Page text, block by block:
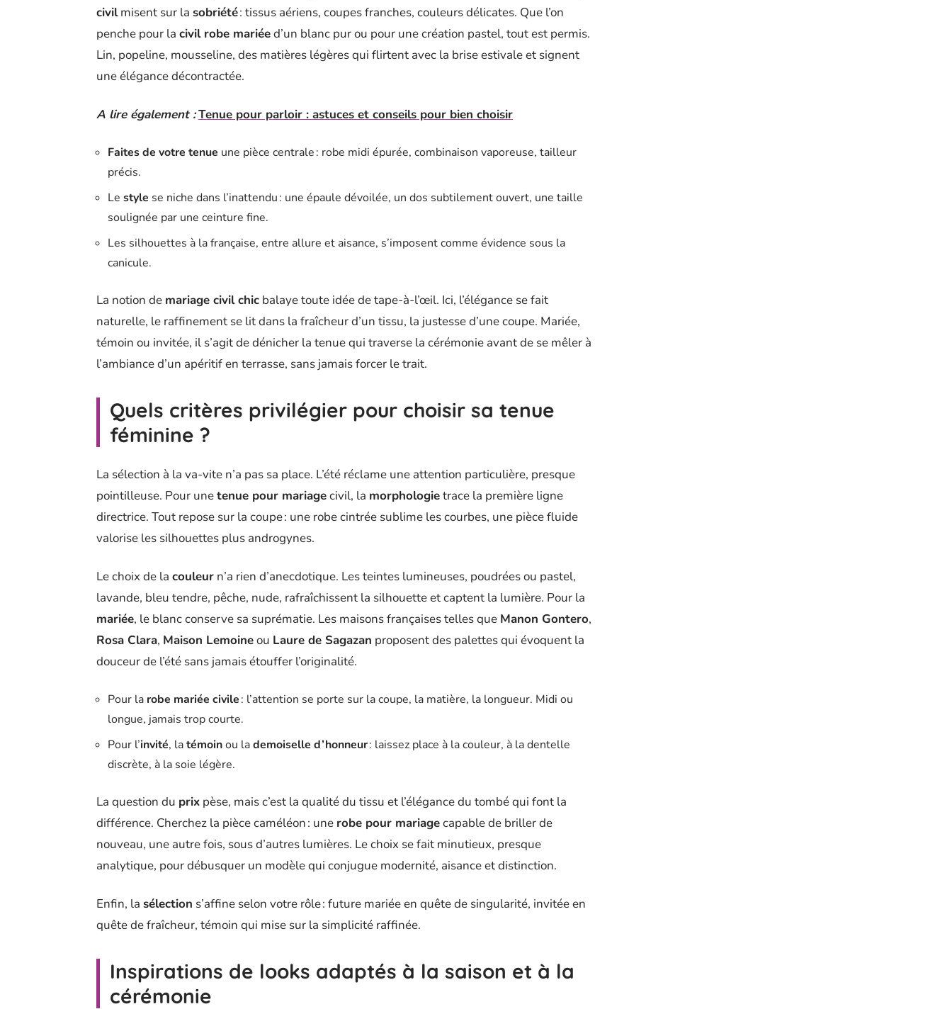
civilmisent sur la sobriété: tissus aériens, coupes franches, couleurs délicates. Que l’on
penche pour la civil robe mariéed’un blanc pur ou pour une création pastel, tout est permis.
Lin, popeline, mousseline, des matières légères qui flirtent avec la brise estivale et signent
une élégance décontractée.
A lire également :Tenue pour parloir : astuces et conseils pour bien choisir
Faites de votre tenue une pièce centrale : robe midi épurée, combinaison vaporeuse, tailleur
précis.
Le style se niche dans l’inattendu : une épaule dévoilée, un dos subtilement ouvert, une taille
soulignée par une ceinture fine.
Les silhouettes à la française, entre allure et aisance, s’imposent comme évidence sous la
canicule.
La notion de mariage civil chic balaye toute idée de tape-à-l’œil. Ici, l’élégance se fait
naturelle, le raffinement se lit dans la fraîcheur d’un tissu, la justesse d’une coupe. Mariée,
témoin ou invitée, il s’agit de dénicher la tenue qui traverse la cérémonie avant de se mêler à
l’ambiance d’un apéritif en terrasse, sans jamais forcer le trait.
Quels critères privilégier pour choisir sa tenue
féminine ?
La sélection à la va-vite n’a pas sa place. L’été réclame une attention particulière, presque
pointilleuse. Pour unetenue pour mariagecivil, la morphologietrace la première ligne
directrice. Tout repose sur la coupe : une robe cintrée sublime les courbes, une pièce fluide
valorise les silhouettes plus androgynes.
Le choix de la couleur n’a rien d’anecdotique. Les teintes lumineuses, poudrées ou pastel,
lavande, bleu tendre, pêche, nude, rafraîchissent la silhouette et captent la lumière. Pour la
mariée, le blanc conserve sa suprématie. Les maisons françaises telles que Manon Gontero,
Rosa Clara, Maison Lemoineou Laure de Sagazan proposent des palettes qui évoquent la
douceur de l’été sans jamais étouffer l’originalité.
Pour la robe mariée civile: l’attention se porte sur la coupe, la matière, la longueur. Midi ou
longue, jamais trop courte.
Pour l’invité, latémoinou lademoiselle d’honneur: laissez place à la couleur, à la dentelle
discrète, à la soie légère.
La question du prix pèse, mais c’est la qualité du tissu et l’élégance du tombé qui font la
différence. Cherchez la pièce caméléon : une robe pour mariagecapable de briller de
nouveau, une autre fois, sous d’autres lumières. Le choix se fait minutieux, presque
analytique, pour débusquer un modèle qui conjugue modernité, aisance et distinction.
Enfin, la sélection s’affine selon votre rôle : future mariée en quête de singularité, invitée en
quête de fraîcheur, témoin qui mise sur la simplicité raffinée.
Inspirations de looks adaptés à la saison et à la
cérémonie